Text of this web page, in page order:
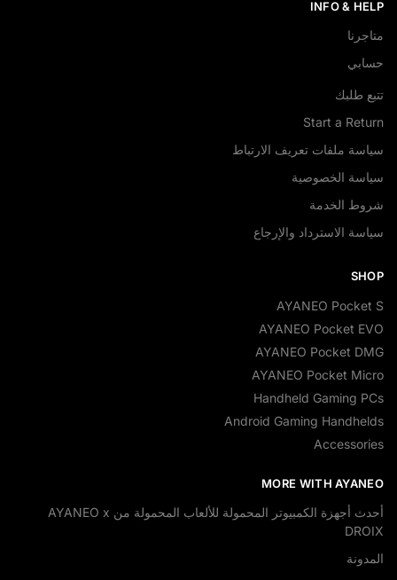
INFO & HELP
متاجرنا
حسابي
تتبع طلبك
Start a Return
سياسة ملفات تعريف الارتباط
سياسة الخصوصية
شروط الخدمة
سياسة الاسترداد والإرجاع
SHOP
AYANEO Pocket S
AYANEO Pocket EVO
AYANEO Pocket DMG
AYANEO Pocket Micro
Handheld Gaming PCs
Android Gaming Handhelds
Accessories
MORE WITH AYANEO
أحدث أجهزة الكمبيوتر المحمولة للألعاب المحمولة من AYANEO x
DROIX
المدونة